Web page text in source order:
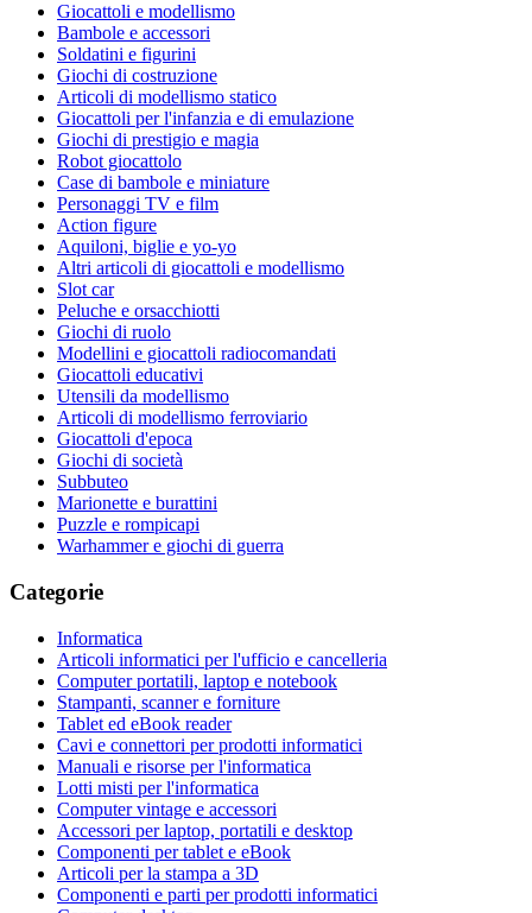
Giocattoli e modellismo
Bambole e accessori
Soldatini e figurini
Giochi di costruzione
Articoli di modellismo statico
Giocattoli per l'infanzia e di emulazione
Giochi di prestigio e magia
Robot giocattolo
Case di bambole e miniature
Personaggi TV e film
Action figure
Aquiloni, biglie e yo-yo
Altri articoli di giocattoli e modellismo
Slot car
Peluche e orsacchiotti
Giochi di ruolo
Modellini e giocattoli radiocomandati
Giocattoli educativi
Utensili da modellismo
Articoli di modellismo ferroviario
Giocattoli d'epoca
Giochi di società
Subbuteo
Marionette e burattini
Puzzle e rompicapi
Warhammer e giochi di guerra
Categorie
Informatica
Articoli informatici per l'ufficio e cancelleria
Computer portatili, laptop e notebook
Stampanti, scanner e forniture
Tablet ed eBook reader
Cavi e connettori per prodotti informatici
Manuali e risorse per l'informatica
Lotti misti per l'informatica
Computer vintage e accessori
Accessori per laptop, portatili e desktop
Componenti per tablet e eBook
Articoli per la stampa a 3D
Componenti e parti per prodotti informatici